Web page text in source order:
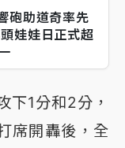
砲助道奇率先
娃娃日正式超
下1分和2分，
席開轟後，全